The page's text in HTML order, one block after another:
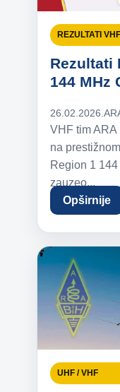
REZULTATI
Rezultati
144 MHz
26.02.2026.
VHF tim
na
Region 1
zauzeo...
Opširnije
UHF / VHF